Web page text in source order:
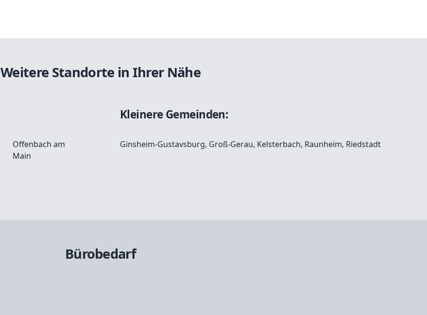
Weitere Standorte in Ihrer Nähe
Offenbach am
Main
Kleinere Gemeinden:
Ginsheim-Gustavsburg, Groß-Gerau, Kelsterbach, Raunheim, Riedstadt
Bürobedarf